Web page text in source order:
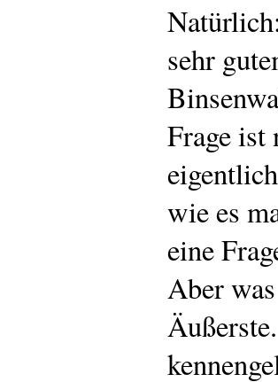
sehr
Frage ist
wie es
eine
Aber